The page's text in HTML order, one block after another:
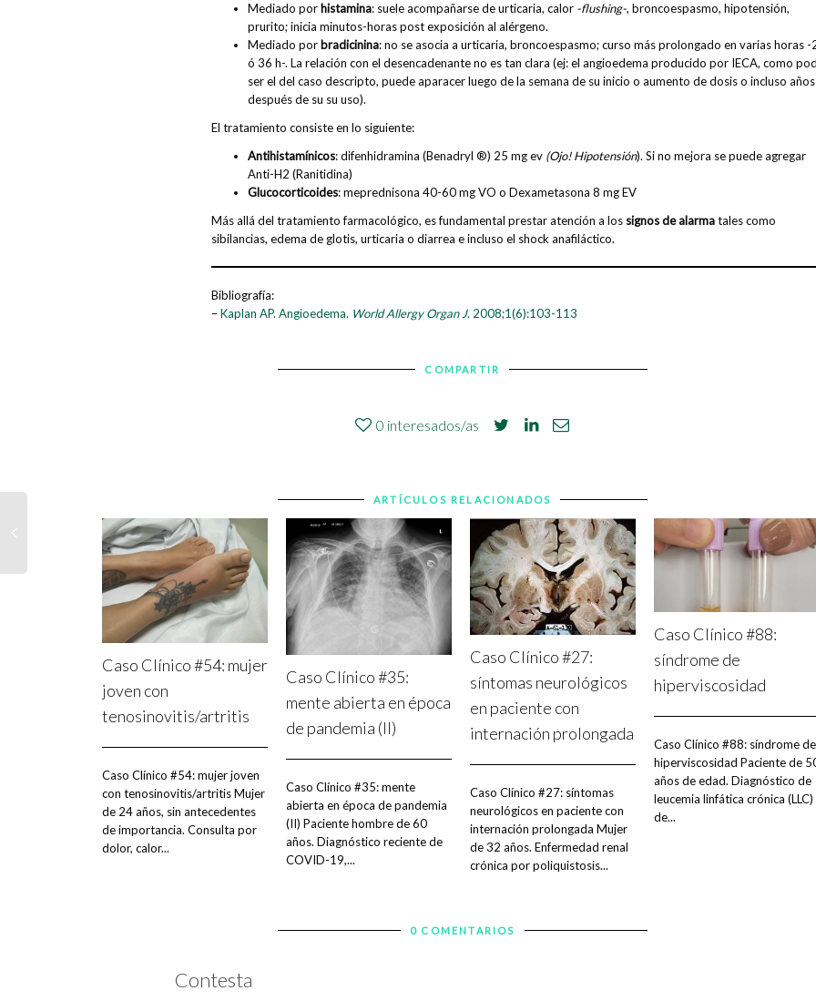
Mediado por histamina: suele acompañarse de urticaria, calor -flushing-, broncoespasmo, hipotensión,
prurito; inicia minutos-horas post exposición al alérgeno.
Mediado por bradicinina: no se asocia a urticaria, broncoespasmo; curso más prolongado en varias horas -
ó 36 h-. La relación con el desencadenante no es tan clara (ej: el angioedema producido por IECA, como
ser el del caso descripto, puede aparacer luego de la semana de su inicio o aumento de dosis o incluso años
después de su su uso).
El tratamiento consiste en lo siguiente:
Antihistamínicos: difenhidramina (Benadryl ®) 25 mg ev (Ojo! Hipotensión). Si no mejora se puede agregar
Anti-H2 (Ranitidina)
Glucocorticoides: meprednisona 40-60 mg VO o Dexametasona 8 mg EV
Más allá del tratamiento farmacológico, es fundamental prestar atención a los signos de alarmatales como
sibilancias, edema de glotis, urticaria o diarrea e incluso el shock anafiláctico.
Bibliografía:
–Kaplan AP. Angioedema. World Allergy Organ J. 2008;1(6):103-113
COMPARTIR
0 interesados/as
ARTÍCULOS RELACIONADOS
Caso Clínico #54: mujer
joven con
tenosinovitis/artritis
Caso Clínico #54: mujer joven
con tenosinovitis/artritis Mujer
de 24 años, sin antecedentes
de importancia. Consulta por
dolor, calor...
Caso Clínico #35:
mente abierta en época
de pandemia (II)
Caso Clínico #35: mente
abierta en época de pandemia
(II) Paciente hombre de 60
años. Diagnóstico reciente de
COVID-19,...
Caso Clínico #27:
síntomas neurológicos
en paciente con
internación prolongada
Caso Clínico #27: síntomas
neurológicos en paciente con
internación prolongada Mujer
de 32 años. Enfermedad renal
crónica por poliquistosis...
Caso Clínico #88:
síndrome de
hiperviscosidad
Caso Clínico #88: síndrome de
hiperviscosidad Paciente de
años de edad. Diagnóstico de
leucemia linfática crónica (LLC)
de...
0 COMENTARIOS
Contesta